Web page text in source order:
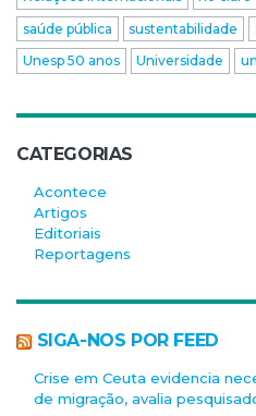
saúde pública
sustentabilidade
Unesp 50 anos
Universidade
CATEGORIAS
Acontece
Artigos
Editoriais
Reportagens
SIGA-NOS POR FEED
Crise em Ceuta evidencia
de migração, avalia